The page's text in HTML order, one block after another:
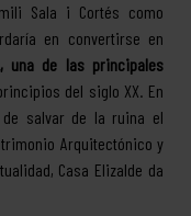
Sala i Cortés como
en convertirse en
una de las principales
del siglo XX. En
de salvar de la ruina el
Arquitectónico y
Casa Elizalde da